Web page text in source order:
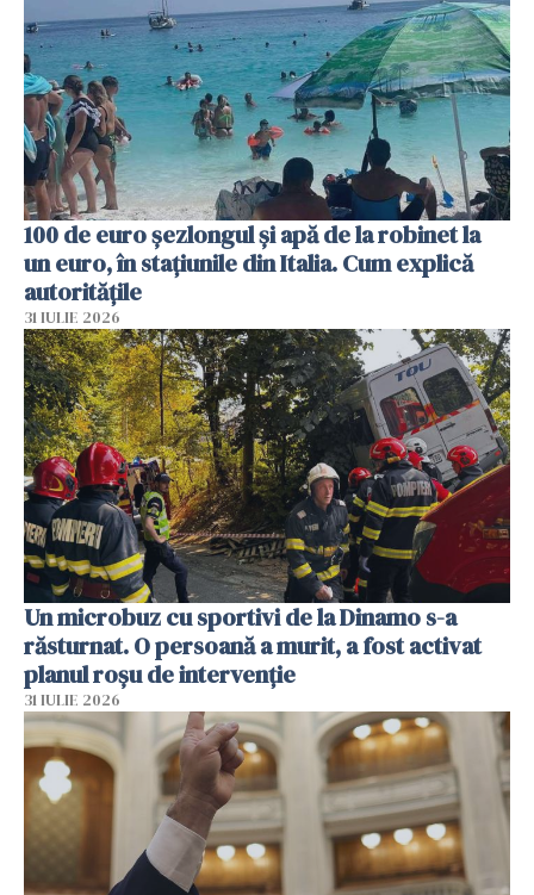
100 de euro șezlongul și apă de la robinet la
un euro, în stațiunile din Italia. Cum explică
autoritățile
31 IULIE 2026
Un microbuz cu sportivi de la Dinamo s-a
răsturnat. O persoană a murit, a fost activat
planul roșu de intervenție
31 IULIE 2026